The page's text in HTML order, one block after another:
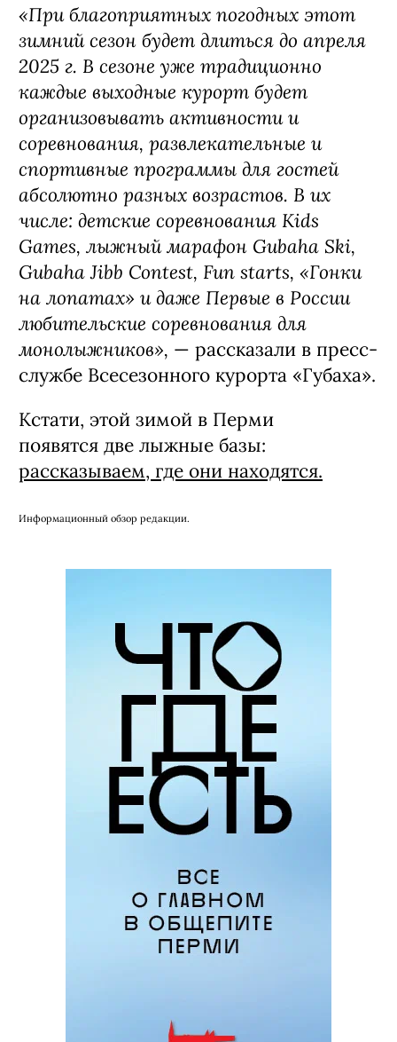
«При благоприятных погодных этот
зимний сезон будет длиться до апреля
2025 г. В сезоне уже традиционно
каждые выходные курорт будет
организовывать активности и
соревнования, развлекательные и
спортивные программы для гостей
абсолютно разных возрастов. В их
числе: детские соревнования Kids
Games, лыжный марафон Gubaha Ski,
Gubaha Jibb Contest, Fun starts, «Гонки
на лопатах» и даже Первые в России
любительские соревнования для
монолыжников», — рассказали в пресс-
службе Всесезонного курорта «Губаха».
Кстати, этой зимой в Перми
появятся две лыжные базы:
рассказываем, где они находятся.
Информационный обзор редакции.